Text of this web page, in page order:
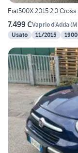
Fiat500X 2015 2.0
7.499 €Vaprio d'Adda (
Usato
11/2015